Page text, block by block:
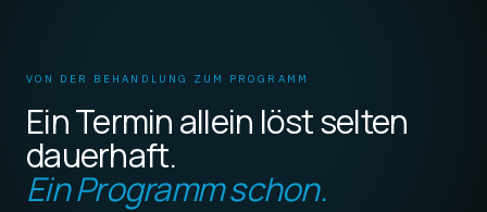
VON DER BEHANDLUNG ZUM PROGRAMM
Ein Termin allein löst selten
dauerhaft.
Ein Programm schon.